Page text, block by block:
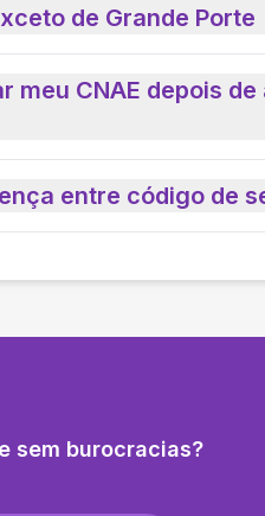
de Grande Porte
meu CNAE depois
entre código de
sem burocracias?